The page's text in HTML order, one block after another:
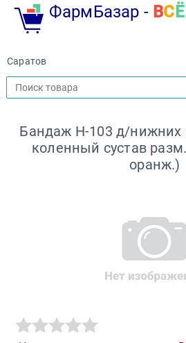
ФармБазар - ВС Ё
Саратов
Бандаж H-103 д/нижних
коленный сустав
оранж.)